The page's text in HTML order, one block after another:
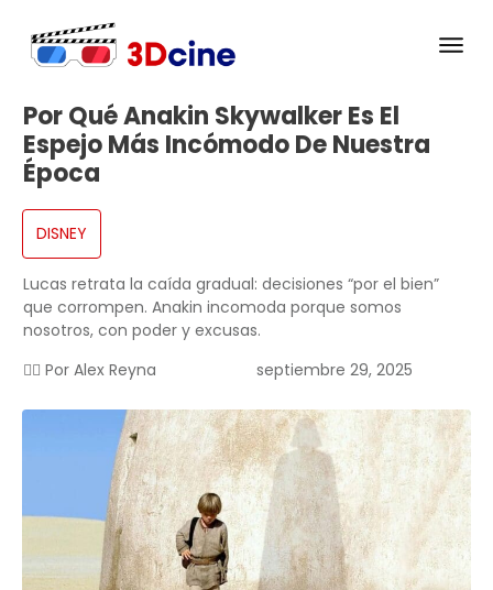
Por Qué Anakin Skywalker Es El
Espejo Más Incómodo De Nuestra
Época
DISNEY
Lucas retrata la caída gradual: decisiones “por el bien”
que corrompen. Anakin incomoda porque somos
nosotros, con poder y excusas.
✍🏻 Por Alex Reyna septiembre 29, 2025